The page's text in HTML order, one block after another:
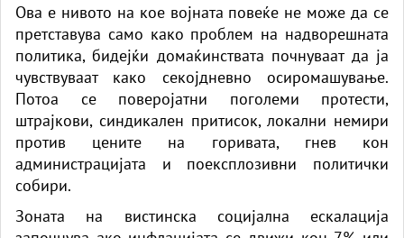
Ова е нивото на кое војната повеќе не може да се
претставува само како проблем на надворешната
политика, бидејќи домаќинствата почнуваат да ја
чувствуваат како секојдневно осиромашување.
Потоа се поверојатни поголеми протести,
штрајкови, синдикален притисок, локални немири
против цените на горивата, гнев кон
администрацијата и поексплозивни политички
собири.
Зоната на вистинска социјална ескалација